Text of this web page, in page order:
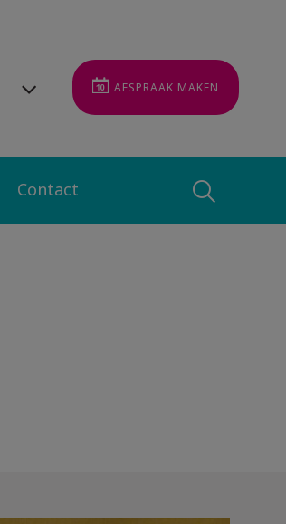
AFSPRAAK MAKEN
Contact